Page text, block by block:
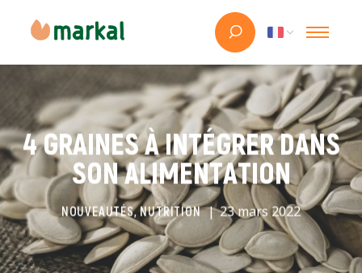
4 GRAINES À INTÉGRER DANS
SON ALIMENTATION
NOUVEAUTÉS, NUTRITION 23 mars 2022